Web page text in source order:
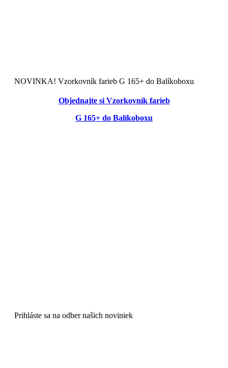
NOVINKA! Vzorkovník farieb G 165+ do Balíkoboxu
Objednajte si Vzorkovník farieb
G 165+ do Balíkoboxu
Prihláste sa na odber našich noviniek